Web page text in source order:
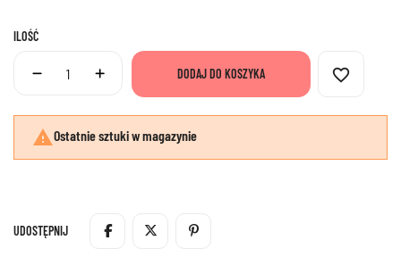
ILOŚĆ
DODAJ DO KOSZYKA favorite_border
Ostatnie sztuki w magazynie
UDOSTĘPNIJ